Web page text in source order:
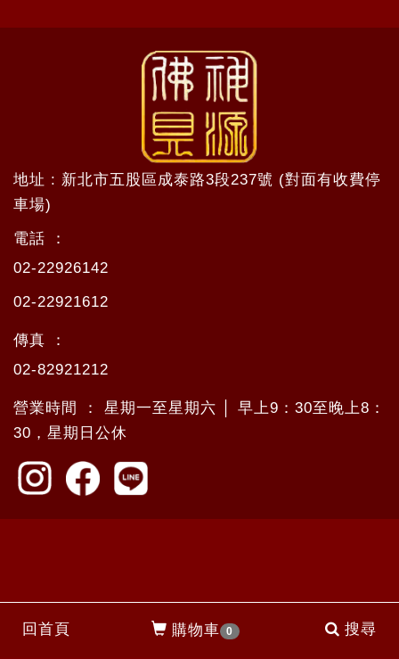
回首頁 購物車 0 搜尋
地址 : 新北市五股區成泰路3段237號 (對面有收費停
車場)
電話 ：
02-22926142
02-22921612
傳真 ：
02-82921212
營業時間 ： 星期一至星期六 │ 早上9：30至晚上8：
30，星期日公休